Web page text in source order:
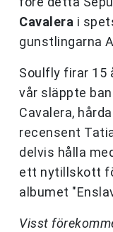
Cavalera i
gunstlingarna
Soulfly firar 15
vår släppte
Cavalera,
recensent
delvis hålla
ett nytillskott
albumet
Visst